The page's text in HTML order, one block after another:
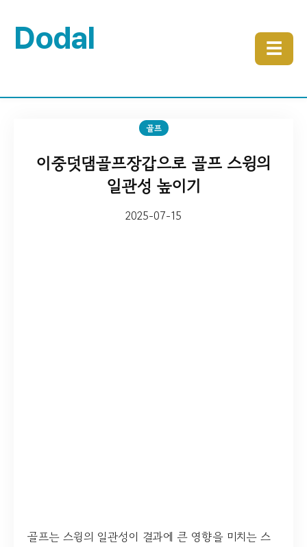
Dodal ☰
골프
이중덧댐골프장갑으로 골프 스윙의
일관성 높이기
2025-07-15
골프는 스윙의 일관성이 결과에 큰 영향을 미치는 스